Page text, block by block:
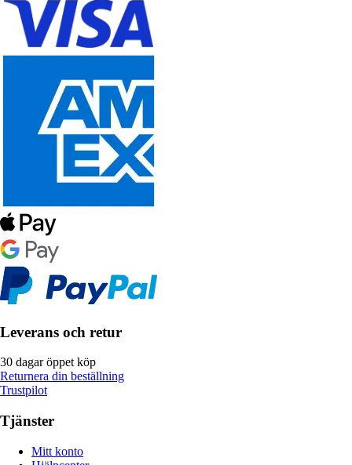
Leverans och retur
30 dagar öppet köp
Returnera din beställning
Trustpilot
Tjänster
Mitt konto